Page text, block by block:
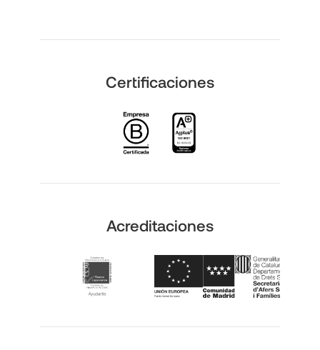
Certificaciones
Acreditaciones